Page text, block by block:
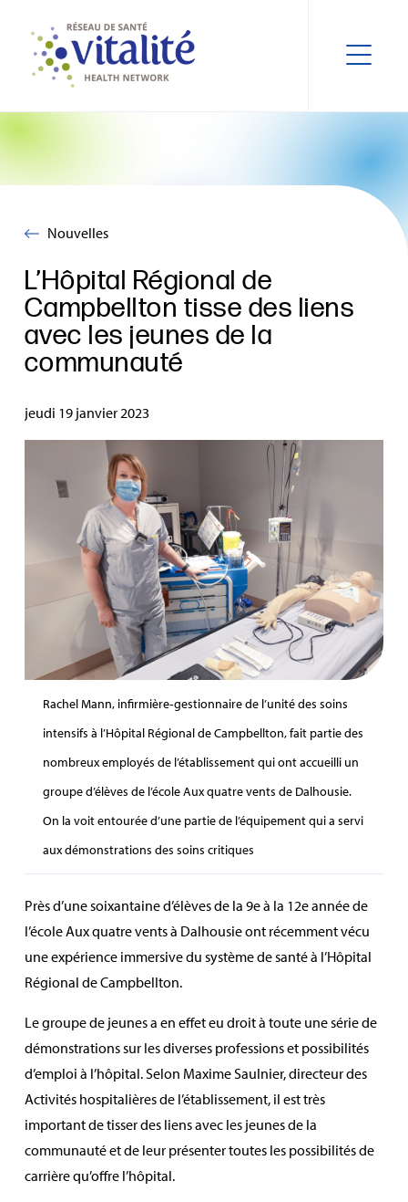
Nouvelles
L’Hôpital Régional de
Campbellton tisse des liens
avec les jeunes de la
communauté
jeudi 19 janvier 2023
Rachel Mann, infirmière‑gestionnaire de l’unité des soins
intensifs à l’Hôpital Régional de Campbellton, fait partie des
nombreux employés de l’établissement qui ont accueilli un
groupe d’élèves de l’école Aux quatre vents de Dalhousie.
On la voit entourée d’une partie de l’équipement qui a servi
aux démonstrations des soins critiques
Près d’une soixantaine d’élèves de la 9e à la 12e année de
l’école Aux quatre vents à Dalhousie ont récemment vécu
une expérience immersive du système de santé à l’Hôpital
Régional de Campbellton.
Le groupe de jeunes a en effet eu droit à toute une série de
démonstrations sur les diverses professions et possibilités
d’emploi à l’hôpital. Selon Maxime Saulnier, directeur des
Activités hospitalières de l’établissement, il est très
important de tisser des liens avec les jeunes de la
communauté et de leur présenter toutes les possibilités de
carrière qu’offre l’hôpital.